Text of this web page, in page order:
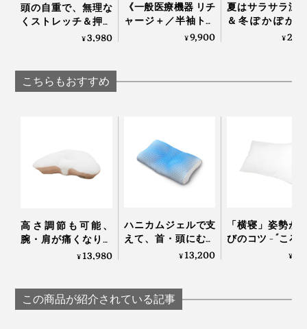
調節できます。
枕の高さに体が慣れるまで、1週間ほど様子を見てから、高さ調節することをおす
どちらの中材も、通気性バツグン。寝ている間に、枕に
熱がこもりにくい素材です。
中材が詰まった中袋を包む、外側のカバーも、立体縫製
ています。
頭の自重で、無理な
くストレッチ＆押圧
できる「コリほぐ
¥3,980
《一般医療機器 リチ
ャージ＋／半袖トッ
プス》寝ている間に
¥9,900
夏はサラサラ涼
＆冬ぽかぽか
い、敷くだけ「
¥
こちらもおすすめ
高さ調節も可能、
腕・肩が痛くなりに
くい「横向き寝 専用
¥13,980
ハニカムジェルで支
えて、首・頭にむに
ゅフィットする「ひ
¥13,200
「横寝」姿勢が
びのコツ - “ころ
寝返り”が誰でも
¥
この商品が紹介されている記事